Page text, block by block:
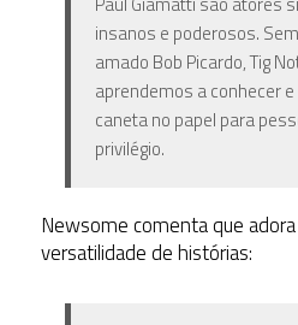
insanos e poderosos.
amado Bob Picardo, Tig
aprendemos a conhecer e
caneta no papel para
privilégio.
Newsome comenta que adora
versatilidade de histórias: